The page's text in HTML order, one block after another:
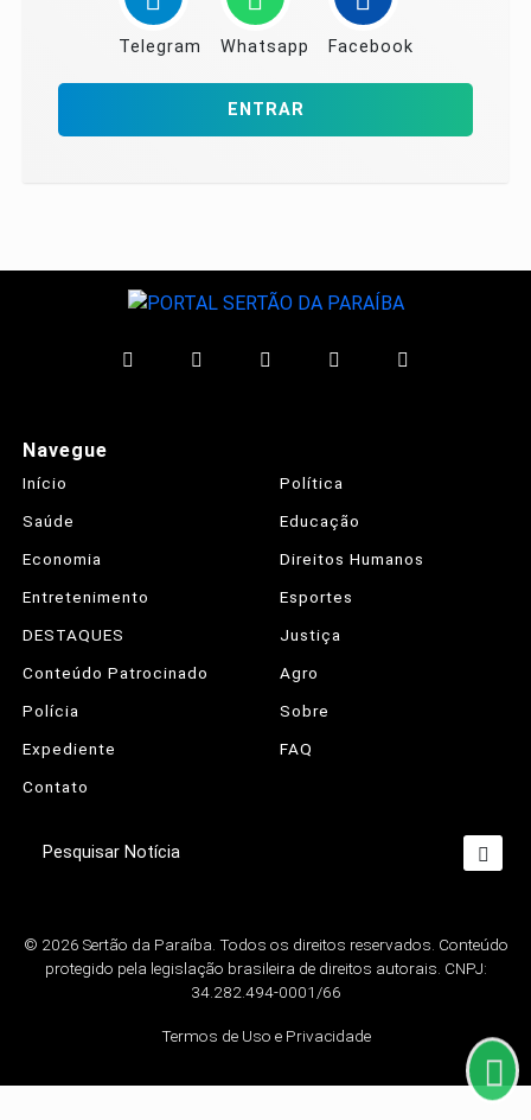
Telegram Whatsapp Facebook
ENTRAR
Navegue
Início
Política
Saúde
Educação
Economia
Direitos Humanos
Entretenimento
Esportes
DESTAQUES
Justiça
Conteúdo Patrocinado
Agro
Polícia
Sobre
Expediente
FAQ
Contato
Pesquisar Notícia
© 2026 Sertão da Paraíba. Todos os direitos reservados. Conteúdo
protegido pela legislação brasileira de direitos autorais. CNPJ:
34.282.494-0001/66
Termos de Uso e Privacidade
Esse site utiliza cookies para melhorar sua
experiência de navegação. Ao continuar o acesso,
entendemos que você concorda com nossos